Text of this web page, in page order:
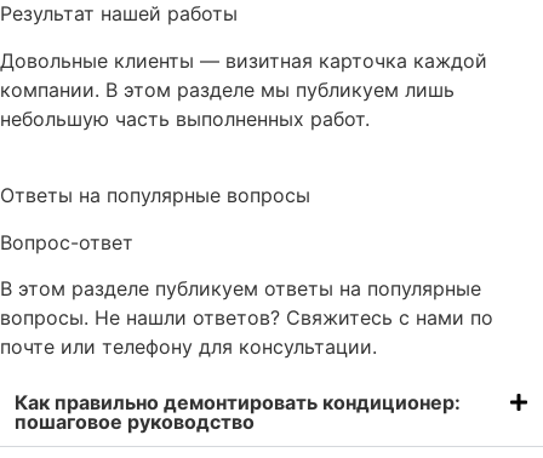
Результат нашей работы
Довольные клиенты — визитная карточка каждой
компании. В этом разделе мы публикуем лишь
небольшую часть выполненных работ.
Ответы на популярные вопросы
Вопрос-ответ
В этом разделе публикуем ответы на популярные
вопросы. Не нашли ответов? Свяжитесь с нами по
почте или телефону для консультации.
Как правильно демонтировать кондиционер:
пошаговое руководство